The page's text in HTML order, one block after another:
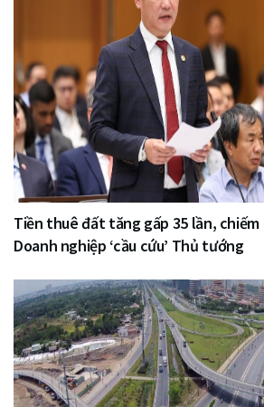
Tiền thuê đất tăng gấp 35 lần,
Doanh nghiệp ‘cầu cứu’ Thủ tướng